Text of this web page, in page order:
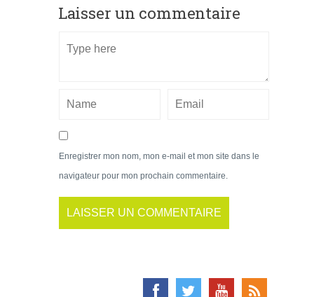
Laisser un commentaire
Enregistrer mon nom, mon e-mail et mon site dans le
navigateur pour mon prochain commentaire.